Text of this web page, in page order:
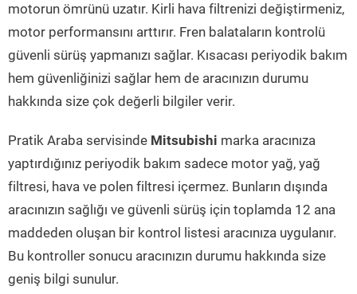
motorun ömrünü uzatır. Kirli hava filtrenizi değiştirmeniz,
motor performansını arttırır. Fren balataların kontrolü
güvenli sürüş yapmanızı sağlar. Kısacası periyodik bakım
hem güvenliğinizi sağlar hem de aracınızın durumu
hakkında size çok değerli bilgiler verir.
Pratik Araba servisinde Mitsubishi marka aracınıza
yaptırdığınız periyodik bakım sadece motor yağ, yağ
filtresi, hava ve polen filtresi içermez. Bunların dışında
aracınızın sağlığı ve güvenli sürüş için toplamda 12 ana
maddeden oluşan bir kontrol listesi aracınıza uygulanır.
Bu kontroller sonucu aracınızın durumu hakkında size
geniş bilgi sunulur.